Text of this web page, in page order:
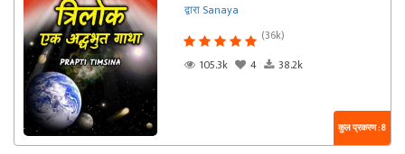
द्वारा Sanaya
(36k)
105.3k
4 38.2k
कुल प्रकरण : 8